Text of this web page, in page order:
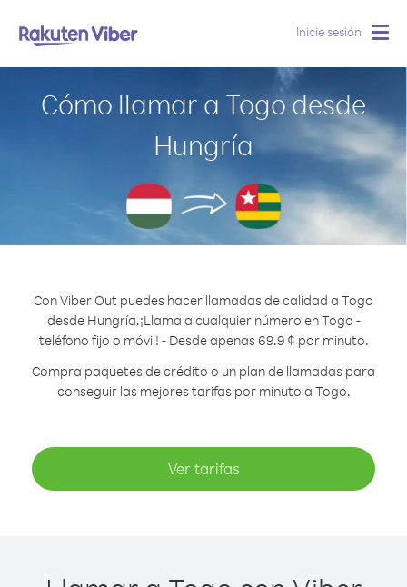
Inicie sesión
Cómo llamar a Togo desde
Hungría
Con Viber Out puedes hacer llamadas de calidad a Togo
desde Hungría.¡Llama a cualquier número en Togo -
teléfono fijo o móvil! - Desde apenas 69.9 ¢ por minuto.
Compra paquetes de crédito o un plan de llamadas para
conseguir las mejores tarifas por minuto a Togo.
Ver tarifas